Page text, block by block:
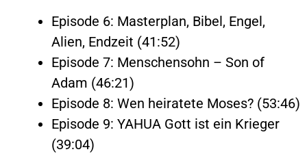
Episode 6: Masterplan, Bibel, Engel,
Alien, Endzeit (41:52)
Episode 7: Menschensohn – Son of
Adam (46:21)
Episode 8: Wen heiratete Moses? (53:46)
Episode 9: YAHUA Gott ist ein Krieger
(39:04)